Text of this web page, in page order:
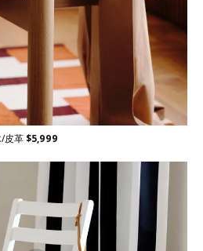
皮革 $5,999